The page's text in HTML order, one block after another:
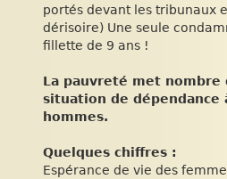
portés devant les tribunaux
dérisoire) Une seule
fillette de 9 ans !
La pauvreté met nombre
situation de dépendance
hommes.
Quelques chiffres :
Espérance de vie des